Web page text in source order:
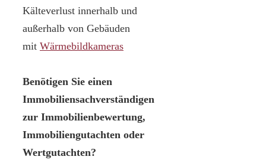
Kälteverlust innerhalb und
außerhalb von Gebäuden
mit Wärmebildkameras
Benötigen Sie einen
Immobiliensachverständigen
zur Immobilienbewertung,
Immobiliengutachten oder
Wertgutachten?